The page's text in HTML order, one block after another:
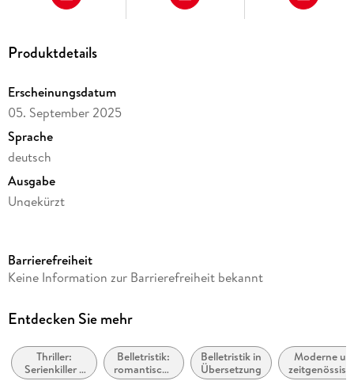
Produktdetails
Erscheinungsdatum
05. September 2025
Sprache
deutsch
Ausgabe
Ungekürzt
Laufzeit
Reihe
Autor/Autorin
Barrierefreiheit
Keine Information zur Barrierefreiheit bekannt
Entdecken Sie mehr
Thriller:
Serienkiller /
Belletristik:
romantische
Belletristik in
Übersetzung
Moderne